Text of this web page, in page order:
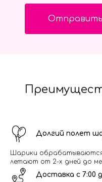
Отправить
Долгий полет
Шарики обрабатываются
летают от 2-х дней до
Доставка с 7:00